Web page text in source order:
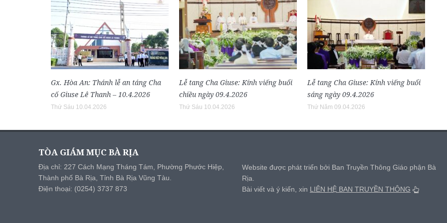
Gx. Hòa An: Thánh lễ an táng Cha
cố Giuse Lê Thanh – 10.4.2026
Thứ Sáu 10.04.2026
Lễ tang Cha Giuse: Kính viếng buổi
chiều ngày 09.4.2026
Thứ Sáu 10.04.2026
Lễ tang Cha Giuse: Kính viếng buổi
sáng ngày 09.4.2026
Thứ Năm 09.04.2026
TÒA GIÁM MỤC BÀ RỊA
Địa chỉ: 227 Cách Mạng Tháng Tám, Phường Phước Hiệp,
Thành phố Bà Rịa, Tỉnh Bà Rịa Vũng Tàu.
Điện thoại: (0254) 3737 873
Website được phát triển bởi Ban Truyền Thông Giáo phận Bà
Rịa.
Bài viết và ý kiến, xin LIÊN HỆ BAN TRUYỀN THÔNG